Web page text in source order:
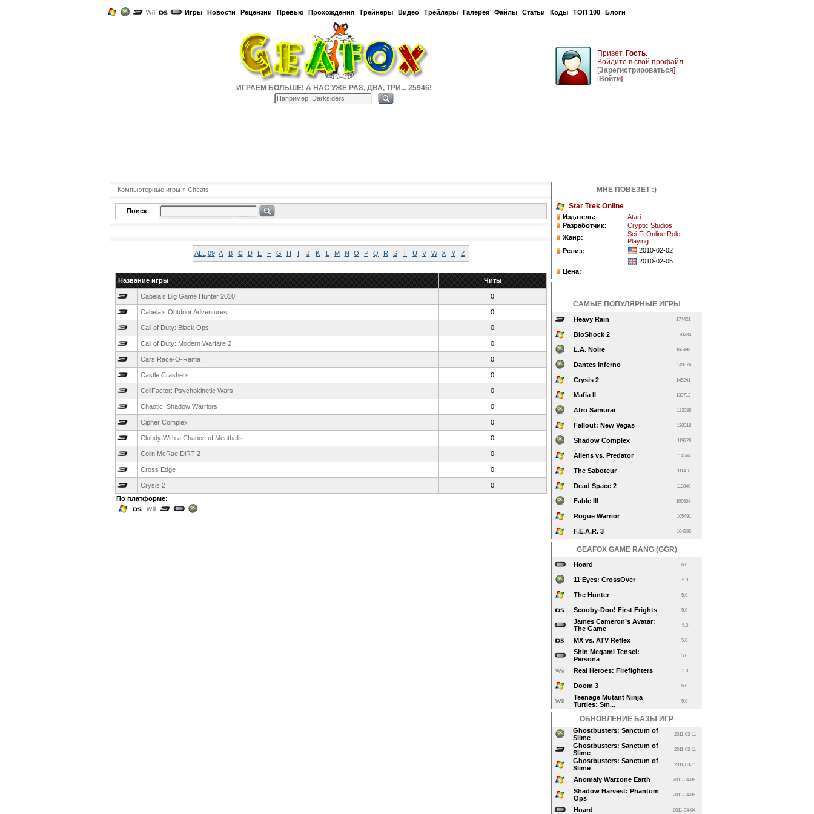
Игры Новости Рецензии Превью Прохождения Трейнеры Видео Трейлеры Галерея Файлы Статьи Коды ТОП 100 Блоги
ИГРАЕМ БОЛЬШЕ! А НАС УЖЕ РАЗ, ДВА, ТРИ... 25946!
Привет, Гость.
Войдите в свой профайл.
[Зарегистрироваться]
[Войти]
Компьютерные игры » Cheats
Поиск
ALL 09 A B C D E F G H I J K L M N O P Q R S T U V W X Y Z
Название игры Читы
Cabela’s Big Game Hunter 2010 0
Cabela’s Outdoor Adventures 0
Call of Duty: Black Ops 0
Call of Duty: Modern Warfare 2 0
Cars Race-O-Rama 0
Castle Crashers 0
CellFactor: Psychokinetic Wars 0
Chaotic: Shadow Warriors 0
Cipher Complex 0
Cloudy With a Chance of Meatballs 0
Colin McRae DiRT 2 0
Cross Edge 0
Crysis 2
0
По платформе:
МНЕ ПОВЕЗЕТ :)
Star Trek Online
Издатель:
Atari
Разработчик:
Cryptic Studios
Жанр:
Sci-Fi Online Role-
Playing
Релиз:
2010-02-02
2010-02-05
Цена:
САМЫЕ ПОПУЛЯРНЫЕ ИГРЫ
Heavy Rain 174421
BioShock 2 170284
L.A. Noire 166498
Dantes Inferno 149974
Crysis 2 145241
Mafia II 130712
Afro Samurai 123086
Fallout: New Vegas 120018
Shadow Complex 119728
Aliens vs. Predator 114564
The Saboteur 111418
Dead Space 2 110840
Fable III 108604
Rogue Warrior 105491
F.E.A.R. 3 104395
GEAFOX GAME RANG (GGR)
Hoard 6.0
11 Eyes: CrossOver 5.0
The Hunter 5.0
Scooby-Doo! First Frights 5.0
James Cameron’s Avatar:
The Game
5.0
MX vs. ATV Reflex 5.0
Shin Megami Tensei:
Persona
5.0
Real Heroes: Firefighters 5.0
Doom 3 5.0
Teenage Mutant Ninja
Turtles: Sm...
5.0
ОБНОВЛЕНИЕ БАЗЫ ИГР
Ghostbusters: Sanctum of
Slime
2011-03-11
Ghostbusters: Sanctum of
Slime
2011-03-11
Ghostbusters: Sanctum of
Slime
2011-03-11
Anomaly Warzone Earth 2011-04-08
Shadow Harvest: Phantom
Ops
2011-04-05
Hoard 2011-04-04